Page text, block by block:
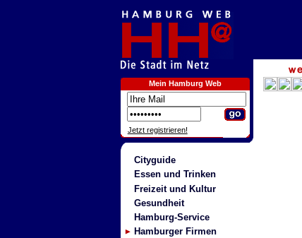
Mein Hamburg Web
Jetzt registrieren!
Cityguide
Essen und Trinken
Freizeit und Kultur
Gesundheit
Hamburg-Service
Hamburger Firmen